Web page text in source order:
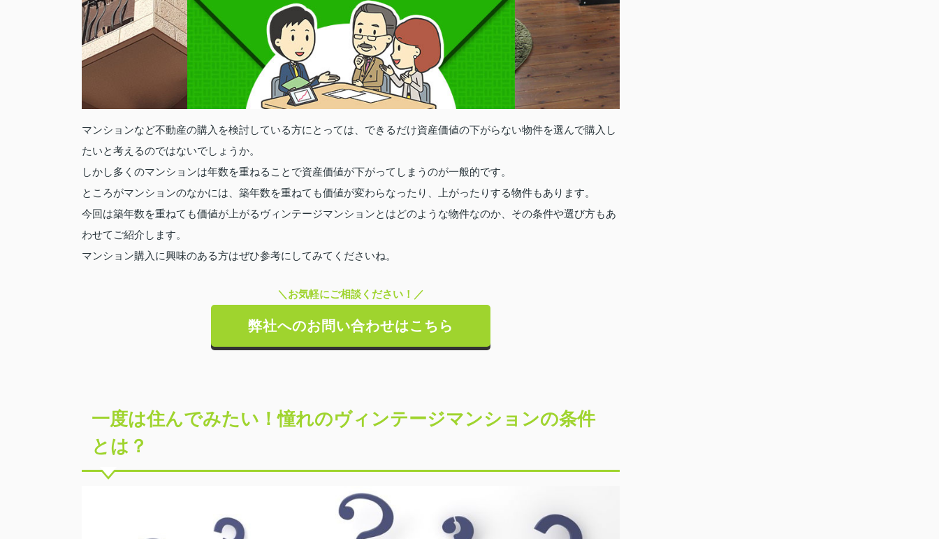
マンションなど不動産の購入を検討している方にとっては、できるだけ資産価値の下がらない物件を選んで購入し
たいと考えるのではないでしょうか。
しかし多くのマンションは年数を重ねることで資産価値が下がってしまうのが一般的です。
ところがマンションのなかには、築年数を重ねても価値が変わらなったり、上がったりする物件もあります。
今回は築年数を重ねても価値が上がるヴィンテージマンションとはどのような物件なのか、その条件や選び方もあ
わせてご紹介します。
マンション購入に興味のある方はぜひ参考にしてみてくださいね。
＼お気軽にご相談ください！／
弊社へのお問い合わせはこちら
一度は住んでみたい！憧れのヴィンテージマンションの条件
とは？